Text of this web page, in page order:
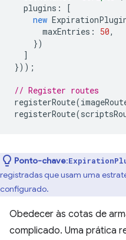
plugins :
[
new
maxEntries : 50,
})
]
}));
// Register routes
registerRoute(
registerRoute(
Ponto-chave:
registradas que usam uma
configurado.
Obedecer às cotas de
complicado. Uma prática